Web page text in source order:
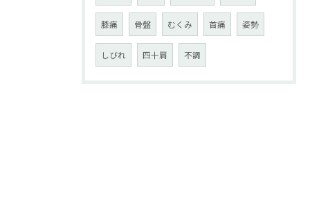
膝痛 骨盤 むくみ 首痛 姿勢
しびれ 四十肩 不調